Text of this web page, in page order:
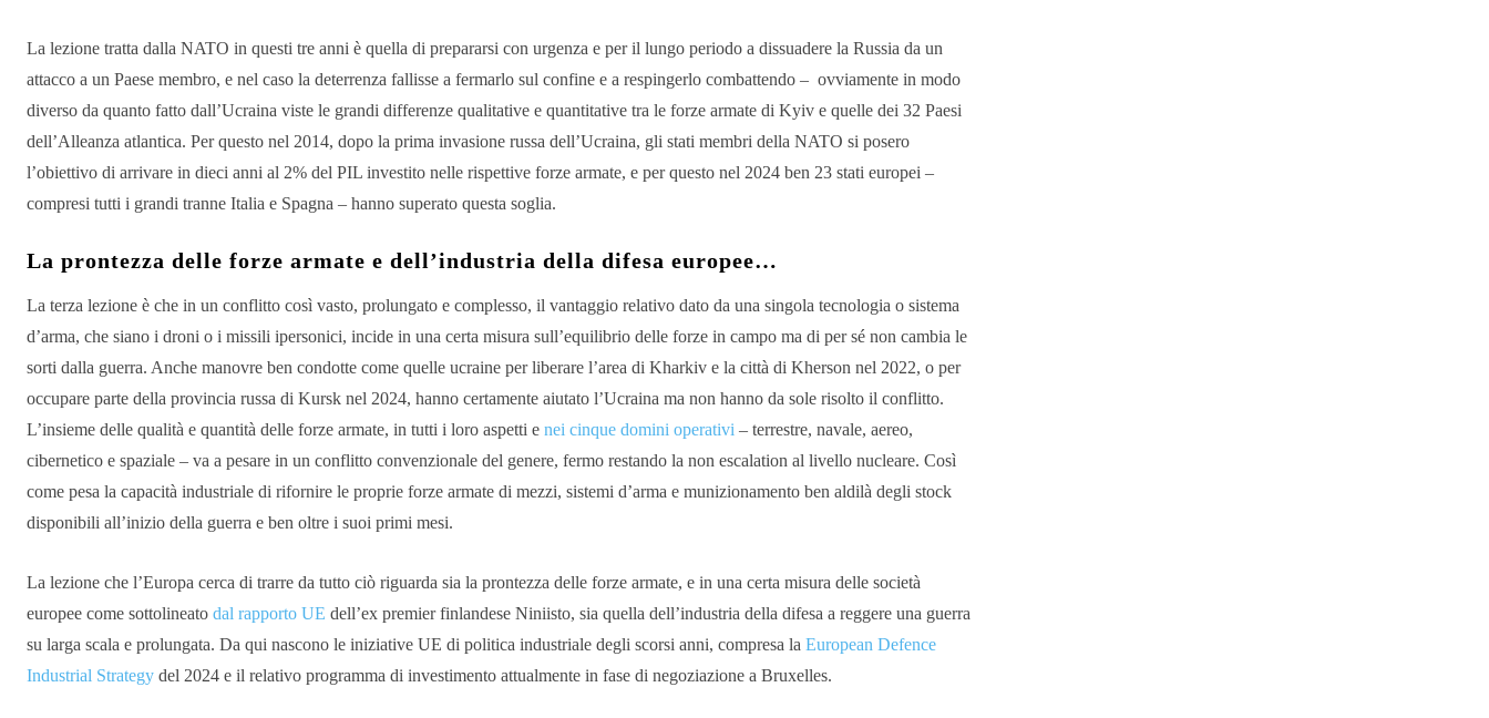
La lezione tratta dalla NATO in questi tre anni è quella di prepararsi con urgenza e per il lungo periodo a dissuadere la Russia da un
attacco a un Paese membro, e nel caso la deterrenza fallisse a fermarlo sul confine e a respingerlo combattendo – ovviamente in modo
diverso da quanto fatto dall’Ucraina viste le grandi differenze qualitative e quantitative tra le forze armate di Kyiv e quelle dei 32 Paesi
dell’Alleanza atlantica. Per questo nel 2014, dopo la prima invasione russa dell’Ucraina, gli stati membri della NATO si posero
l’obiettivo di arrivare in dieci anni al 2% del PIL investito nelle rispettive forze armate, e per questo nel 2024 ben 23 stati europei –
compresi tutti i grandi tranne Italia e Spagna – hanno superato questa soglia.
La prontezza delle forze armate e dell’industria della difesa europee…
La terza lezione è che in un conflitto così vasto, prolungato e complesso, il vantaggio relativo dato da una singola tecnologia o sistema
d’arma, che siano i droni o i missili ipersonici, incide in una certa misura sull’equilibrio delle forze in campo ma di per sé non cambia le
sorti dalla guerra. Anche manovre ben condotte come quelle ucraine per liberare l’area di Kharkiv e la città di Kherson nel 2022, o per
occupare parte della provincia russa di Kursk nel 2024, hanno certamente aiutato l’Ucraina ma non hanno da sole risolto il conflitto.
L’insieme delle qualità e quantità delle forze armate, in tutti i loro aspetti e nei cinque domini operativi – terrestre, navale, aereo,
cibernetico e spaziale – va a pesare in un conflitto convenzionale del genere, fermo restando la non escalation al livello nucleare. Così
come pesa la capacità industriale di rifornire le proprie forze armate di mezzi, sistemi d’arma e munizionamento ben aldilà degli stock
disponibili all’inizio della guerra e ben oltre i suoi primi mesi.
La lezione che l’Europa cerca di trarre da tutto ciò riguarda sia la prontezza delle forze armate, e in una certa misura delle società
europee come sottolineato dal rapporto UE dell’ex premier finlandese Niniisto, sia quella dell’industria della difesa a reggere una guerra
su larga scala e prolungata. Da qui nascono le iniziative UE di politica industriale degli scorsi anni, compresa la European Defence
Industrial Strategy del 2024 e il relativo programma di investimento attualmente in fase di negoziazione a Bruxelles.